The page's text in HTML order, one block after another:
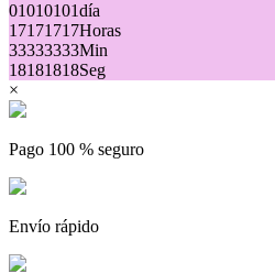
01010101día
17171717Horas
33333333Min
18181818Seg
×
Pago 100 % seguro
Envío rápido